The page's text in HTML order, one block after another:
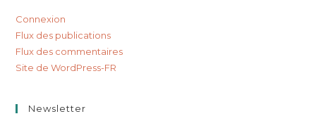
Connexion
Flux des publications
Flux des commentaires
Site de WordPress-FR
Newsletter